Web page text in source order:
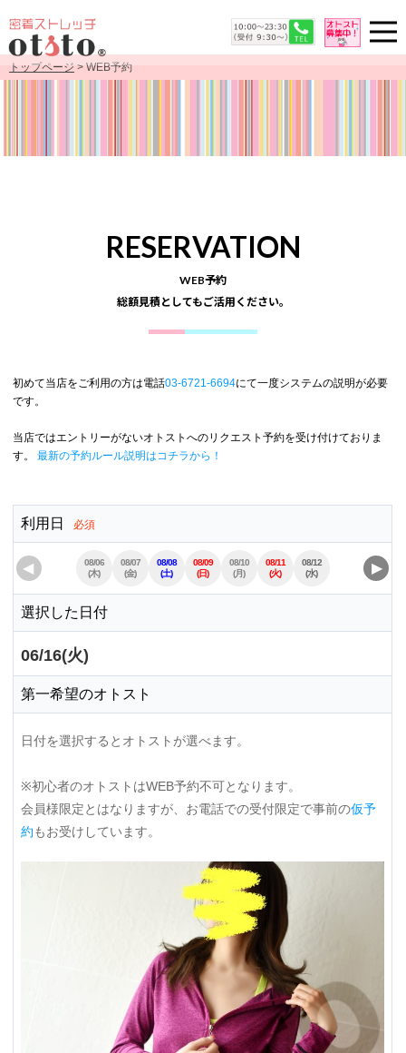
トップページ > WEB予約
RESERVATION
WEB予約
総額見積としてもご活用ください。
初めて当店をご利用の方は電話03-6721-6694にて一度システムの説明が必要
です。
当店ではエントリーがないオトストへのリクエスト予約を受け付けておりま
す。
最新の予約ルール説明はコチラから！
利用日 必須
◀
08/06
(木)
08/07
(金)
08/08
(土)
08/09
(日)
08/10
(月)
08/11
(火)
08/12
(水)
08/14
(金)
▶
選択した日付
06/16(火)
第一希望のオトスト
日付を選択するとオトストが選べます。
※初心者のオトストはWEB予約不可となります。
会員様限定とはなりますが、お電話での受付限定で事前の仮予
約もお受けしています。